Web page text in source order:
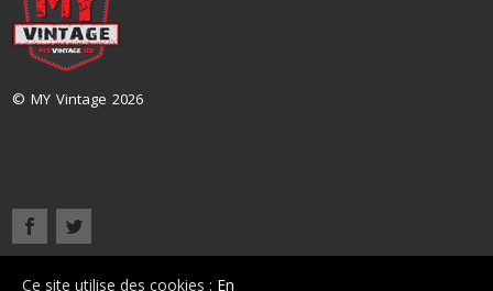
© MY Vintage 2026
Accueil Présentation Nos véhicules
Ce site utilise des cookies : En